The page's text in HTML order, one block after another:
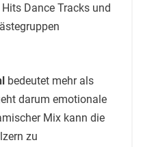
Dance Tracks und
bedeutet mehr als
darum emotionale
Mix kann die
zu